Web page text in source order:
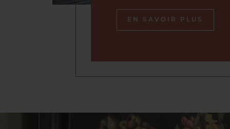
EN SAVOIR PLUS